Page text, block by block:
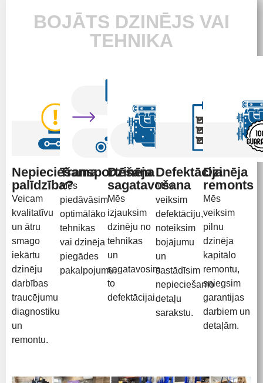
BOJĀTS DZINĒJS VAI
TEHNIKA
Nepieciešama
palīdzība?
Veicam
kvalitatīvu
un ātru
smago
iekārtu
dzinēju
darbības
traucējumu
diagnostiku
un
remontu.
Transportēšana
Mēs
piedāvāsim
optimālāko
tehnikas
vai dzinēja
piegādes
pakalpojumu.
Dzinēja
sagatavošana
Mēs
izjauksim
dzinēju no
tehnikas
un
sagatavosim
to
defektācijai.
Defektācija
Mēs
veiksim
defektāciju,
noteiksim
bojājumu
un
sastādīsim
nepieciešamo
detaļu
sarakstu.
Dzinēja
remonts
Mēs
veiksim
pilnu
dzinēja
kapitālo
remontu,
sniegsim
garantijas
darbiem un
detaļām.